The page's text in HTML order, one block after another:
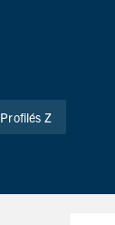
Profilés Z